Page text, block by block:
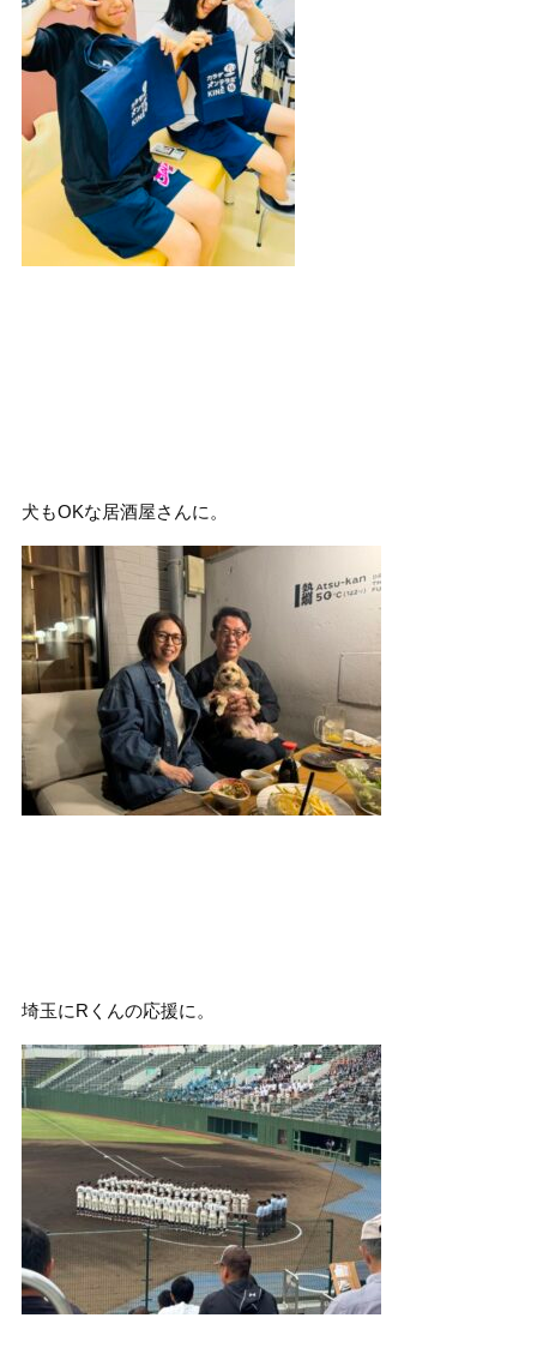
犬もOKな居酒屋さんに。
埼玉にRくんの応援に。